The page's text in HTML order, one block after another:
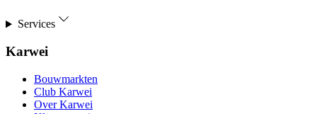
Services
Karwei
Bouwmarkten
Club Karwei
Over Karwei